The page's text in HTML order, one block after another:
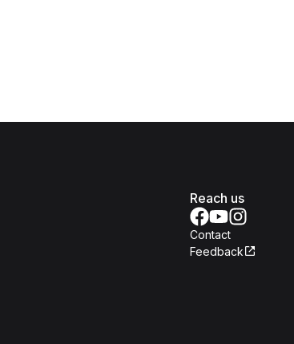
Reach us
Contact
Feedback